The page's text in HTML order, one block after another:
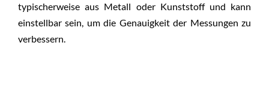
typischerweise aus Metall oder Kunststoff und kann
einstellbar sein, um die Genauigkeit der Messungen zu
verbessern.